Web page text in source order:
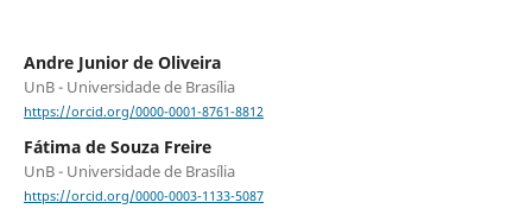
Andre Junior de Oliveira
UnB - Universidade de Brasília
https://orcid.org/0000-0001-8761-8812
Fátima de Souza Freire
UnB - Universidade de Brasília
https://orcid.org/0000-0003-1133-5087